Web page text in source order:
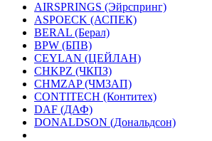
AIRSPRINGS (Эйрспринг)
ASPOECK (АСПЕК)
BERAL (Берал)
BPW (БПВ)
CEYLAN (ЦЕЙЛАН)
CHKPZ (ЧКПЗ)
CHMZAP (ЧМЗАП)
CONTITECH (Контитех)
DAF (ДАФ)
DONALDSON (Дональдсон)